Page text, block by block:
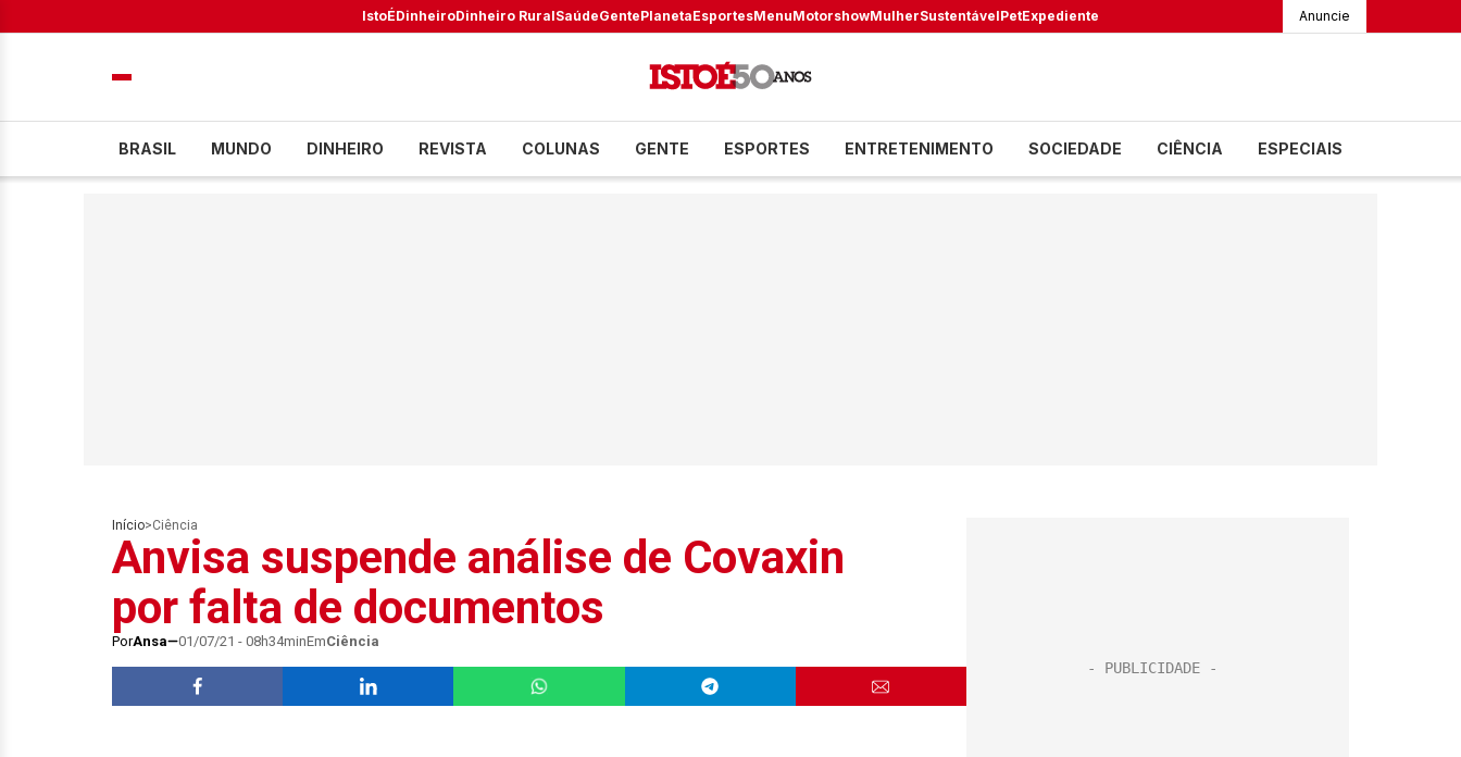
IstoÉDinheiroDinheiro RuralSaúdeGentePlanetaEsportesMenuMotorshowMulherSustentávelPetExpediente Anuncie
BRASIL MUNDO DINHEIRO REVISTA COLUNAS GENTE ESPORTES ENTRETENIMENTO SOCIEDADE CIÊNCIA ESPECIAIS
Início>Ciência
Anvisa suspende análise de Covaxin
por falta de documentos
PorAnsa 01/07/21 - 08h34minEmCiência